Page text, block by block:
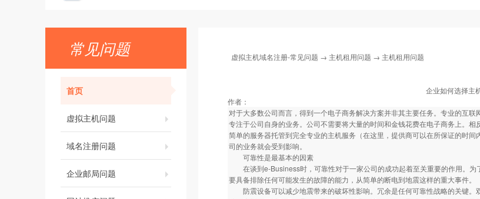
常见问题
首页
虚拟主机问题
域名注册问题
企业邮局问题
虚拟主机域名注册-常见问题 → 主机租用问题 → 主机租用问题
企业如何选择主
作者：
对于大多数公司而言，得到一个电子商务解决方案并非其主要任务。专业的互
专注于公司自身的业务。公司不需要将大量的时间和金钱花费在电子商务上。
简单的服务器托管到完全专业的主机服务（在这里，提供商可以在所保证的时
司的业务就会受到影响。
可靠性是最基本的因素
在谈到e-Business时，可靠性对于一家公司的成功起着至关重要的作用。为
要具备排除任何可能发生的故障的能力，从简单的断电到地震这样的重大事件。
防震设备可以减少地震带来的破坏性影响。冗余是任何可靠性战略的关键。